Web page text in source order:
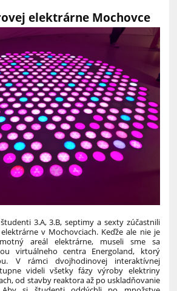
elektrárne Mochovce
3.A, 3.B, septimy a sexty zúčastnili
v Mochovciach. Keďže ale nie je
areál elektrárne, museli sme sa
virtuálneho centra Energoland, ktorý
V rámci dvojhodinovej interaktívnej
videli všetky fázy výroby elektriny
od stavby reaktora až po uskladňovanie